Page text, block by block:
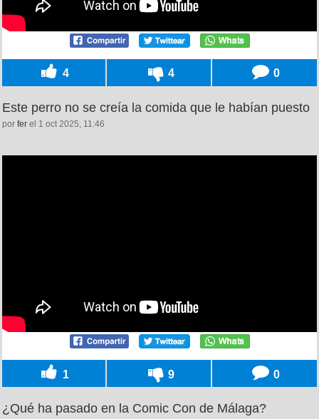
4 4 0
Este perro no se creía la comida que le habían puesto
por fer el 1 oct 2025, 11:46
1 9 0
¿Qué ha pasado en la Comic Con de Málaga?